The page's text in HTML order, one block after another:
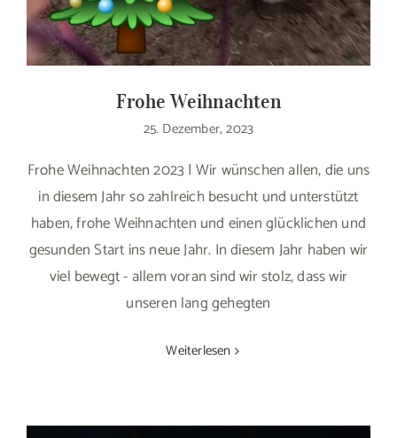
Frohe Weihnachten
25. Dezember, 2023
Frohe Weihnachten 2023 | Wir wünschen allen, die uns
in diesem Jahr so zahlreich besucht und unterstützt
haben, frohe Weihnachten und einen glücklichen und
gesunden Start ins neue Jahr. In diesem Jahr haben wir
viel bewegt - allem voran sind wir stolz, dass wir
unseren lang gehegten
Weiterlesen